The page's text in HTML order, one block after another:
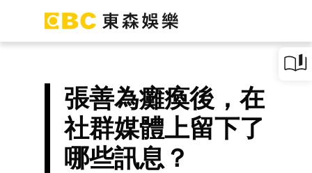
張善為癱瘓後，在
社群媒體上留下了
哪些訊息？